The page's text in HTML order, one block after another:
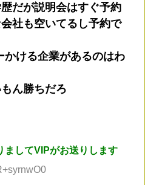
だが説明会はすぐ予約
社も空いてるし予約で
かける企業があるのはわ
ん勝ちだろ
ましてVIPがお送りします